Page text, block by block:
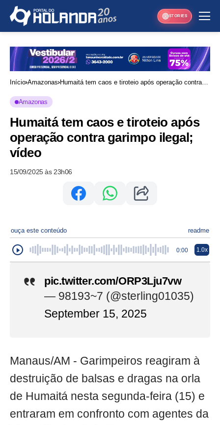
STORIES
Início Amazonas Humaitá tem caos e tiroteio após operação contra
Amazonas
Humaitá tem caos e tiroteio após
operação contra garimpo ilegal;
vídeo
15/09/2025 às 23h06
ouça este conteúdo readme
0:00 1.0x
pic.twitter.com/ORP3Lju7vw
— 98193~7 (@sterling01035)
September 15, 2025
Manaus/AM - Garimpeiros reagiram à
destruição de balsas e dragas na orla
de Humaitá nesta segunda-feira (15) e
entraram em confronto com agentes da